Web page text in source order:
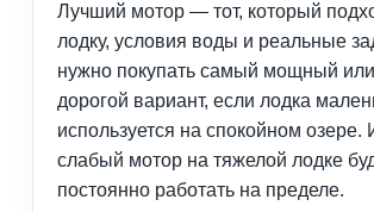
Лучший мотор — тот, который
лодку, условия воды и реальные
нужно покупать самый мощный
дорогой вариант, если лодка
используется на спокойном озере.
слабый мотор на тяжелой лодке
постоянно работать на пределе.